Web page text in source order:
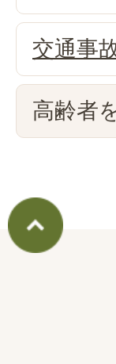
交通事
高齢者